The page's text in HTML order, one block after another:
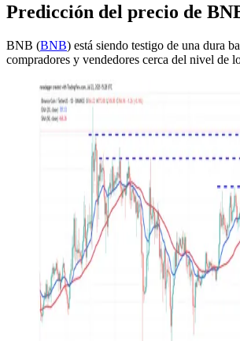
Predicción del precio de
BNB (BNB) está siendo testigo de una dura
compradores y vendedores cerca del nivel de